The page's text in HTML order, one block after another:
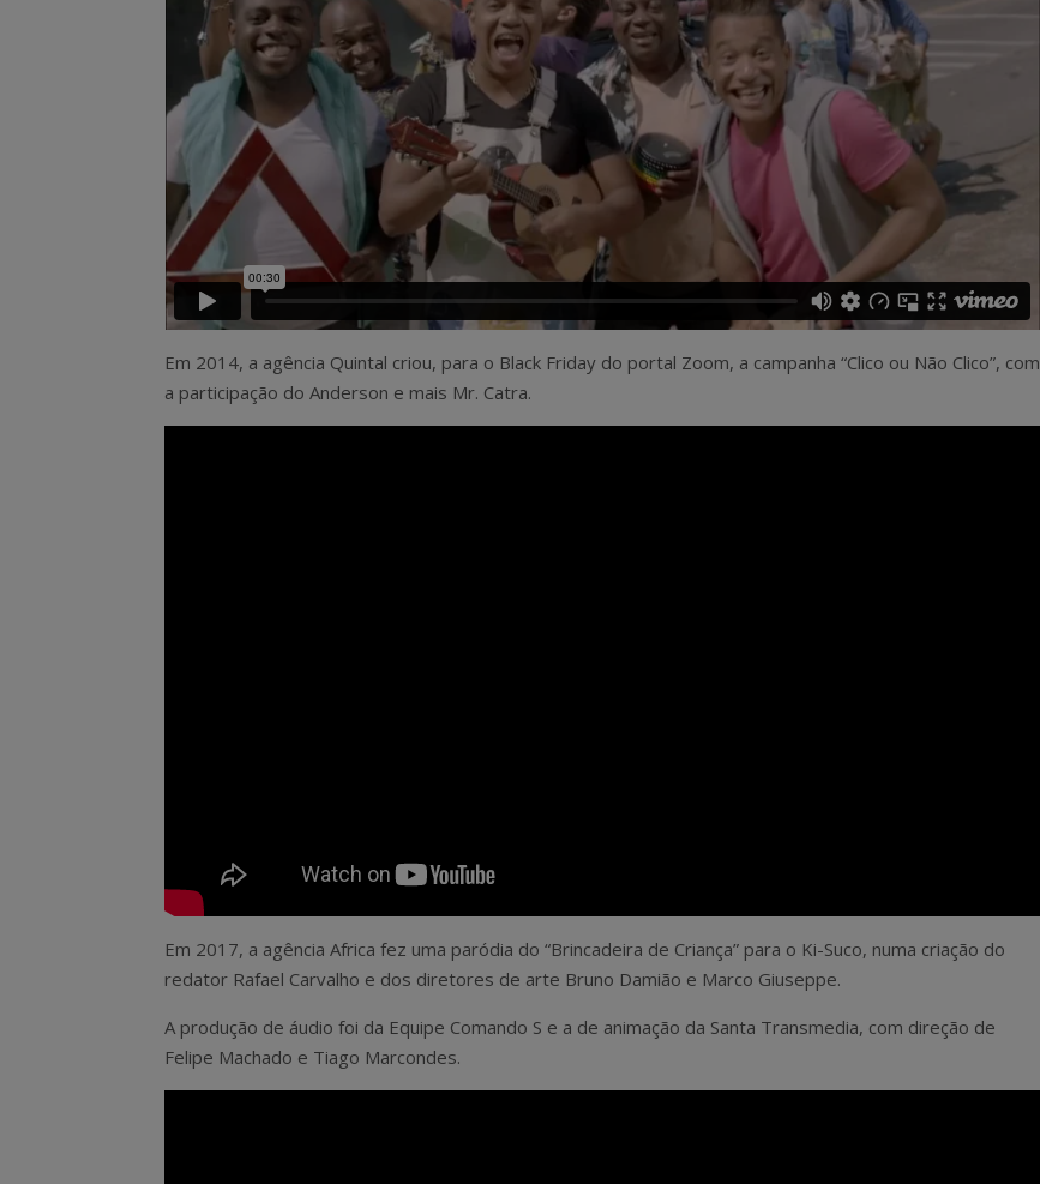
Em 2014, a agência Quintal criou, para o Black Friday do portal Zoom, a campanha “Clico ou Não Clico”, com
a participação do Anderson e mais Mr. Catra.
Em 2017, a agência Africa fez uma paródia do “Brincadeira de Criança” para o Ki-Suco, numa criação do
redator Rafael Carvalho e dos diretores de arte Bruno Damião e Marco Giuseppe.
A produção de áudio foi da Equipe Comando S e a de animação da Santa Transmedia, com direção de
Felipe Machado e Tiago Marcondes.